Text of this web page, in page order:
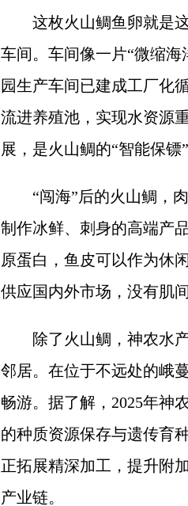
这枚火山鲷鱼卵就是这
车间。车间像一片“微缩
园生产车间已建成工厂化
流进养殖池，实现水资源
展，是火山鲷的“智能保镖”
“闯海”后的火山鲷，肉
制作冰鲜、刺身的高端产
原蛋白，鱼皮可以作为休
供应国内外市场，没有肌间
除了火山鲷，神农水产
邻居。在位于不远处的峨
畅游。据了解，2025年神
的种质资源保存与遗传育
正拓展精深加工，提升附
产业链。